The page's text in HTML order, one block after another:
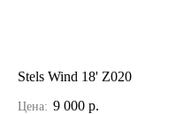
Stels Wind 18' Z020
Цена: 9 000 р.